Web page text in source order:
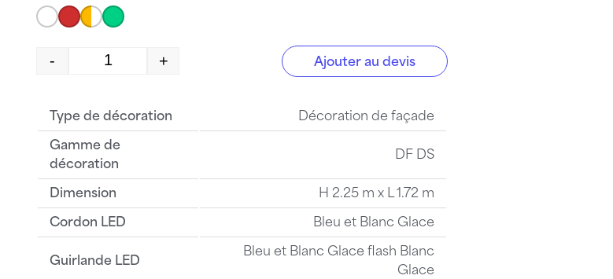
quantité de CAD2D225LW.B
- + Ajouter au devis
Type de décoration Décoration de façade
Gamme de
décoration
DF DS
Dimension H 2.25 m x L 1.72 m
Cordon LED Bleu et Blanc Glace
Guirlande LED
Bleu et Blanc Glace flash Blanc
Glace